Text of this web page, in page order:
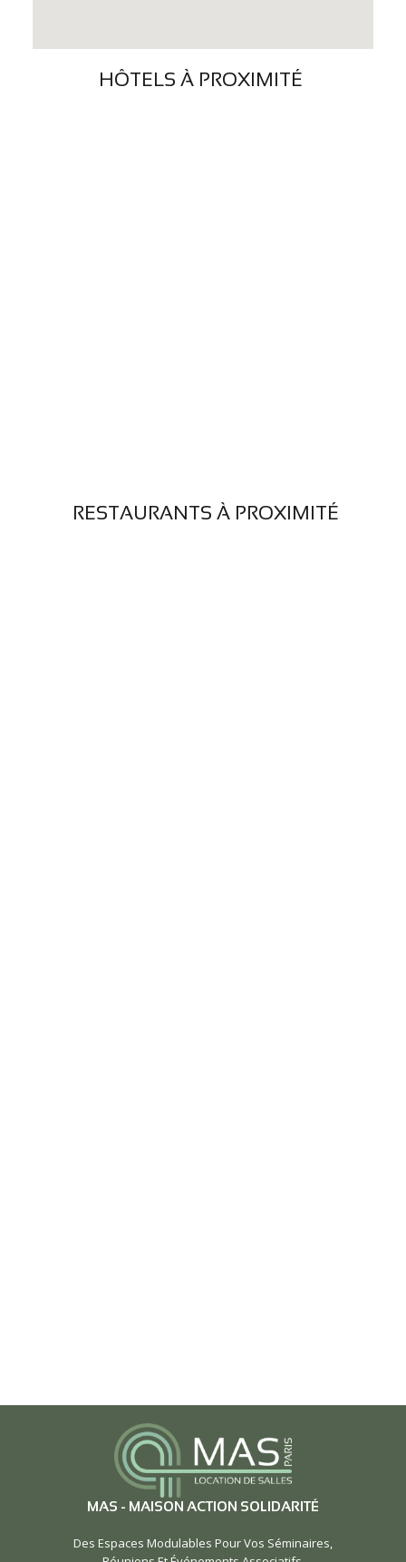
HÔTELS À PROXIMITÉ
RESTAURANTS À PROXIMITÉ
MAS - MAISON ACTION SOLIDARITÉ
Des Espaces Modulables Pour Vos Séminaires,